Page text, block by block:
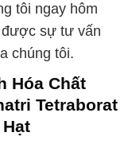
tôi ngay hôm
được sự tư vấn
chúng tôi.
Hóa Chất
Tetraborat